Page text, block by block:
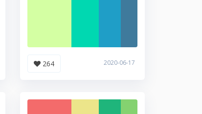
264 2020-06-17